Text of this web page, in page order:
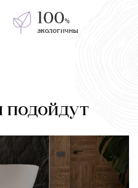
100%
экологичны
подойдут